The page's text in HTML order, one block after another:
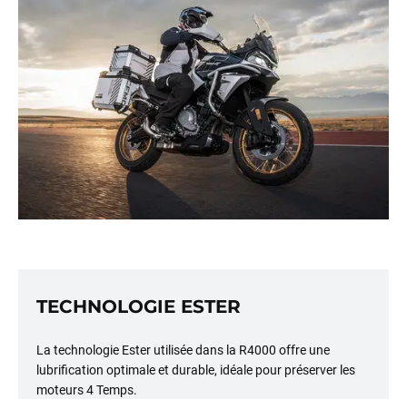
TECHNOLOGIE ESTER
La technologie Ester utilisée dans la R4000 offre une
lubrification optimale et durable, idéale pour préserver les
moteurs 4 Temps.